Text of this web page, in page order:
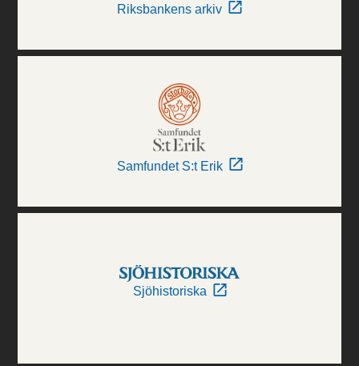
Riksbankens arkiv
Samfundet S:t Erik
Sjöhistoriska